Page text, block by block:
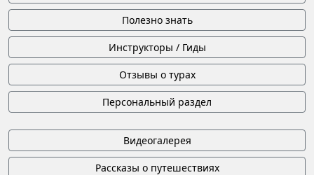
Полезно знать
Инструкторы / Гиды
Отзывы о турах
Персональный раздел
Видеогалерея
Рассказы о путешествиях